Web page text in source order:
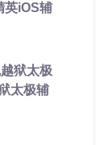
英iOS辅
狱太极
太极辅